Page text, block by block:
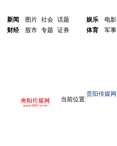
新闻 图片 社会 话题
财经
股市 专题 证券
娱乐 电影
体育
军事
当前位置:
贵阳传媒网